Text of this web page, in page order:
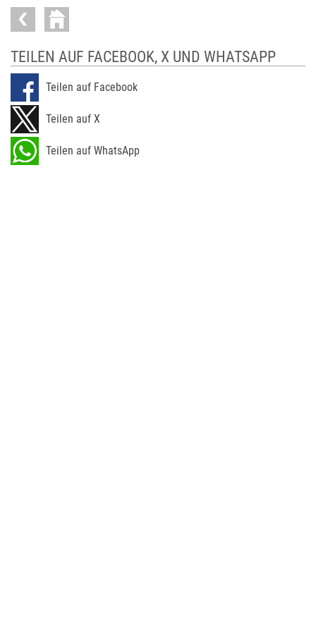
TEILEN AUF FACEBOOK, X UND WHATSAPP
Teilen auf Facebook
Teilen auf X
Teilen auf WhatsApp